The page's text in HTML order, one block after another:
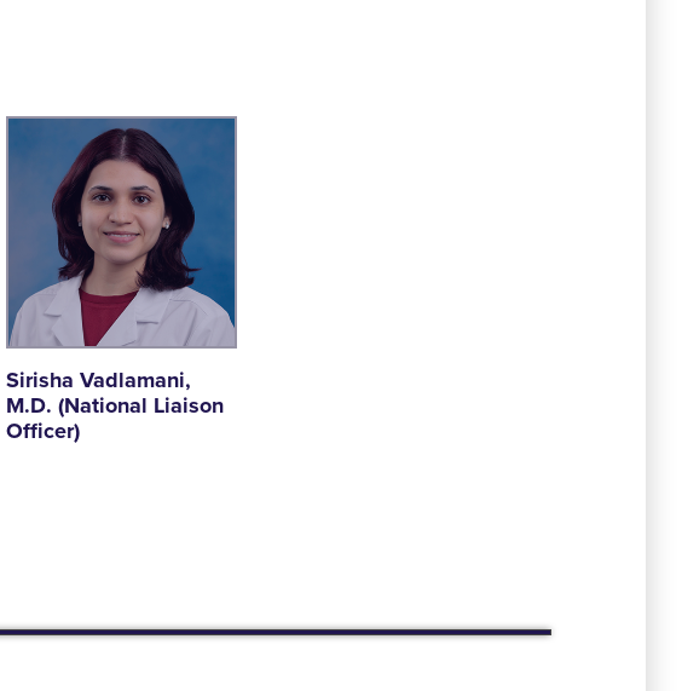
Sirisha Vadlamani,
M.D. (National Liaison
Officer)